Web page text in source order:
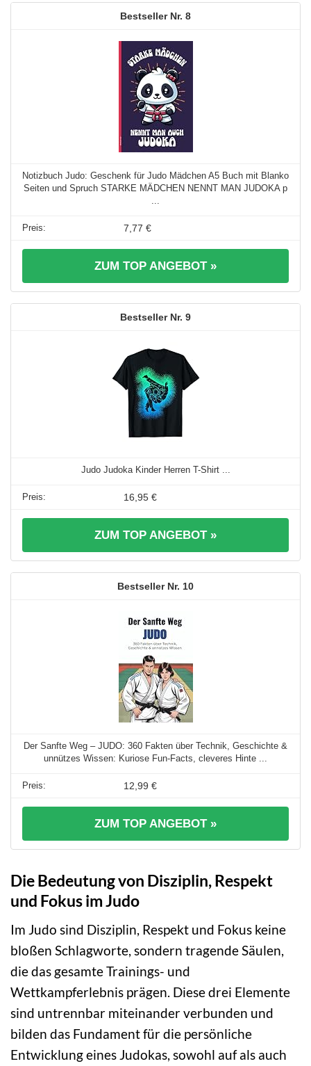
8
Notizbuch Judo: Geschenk für Judo Mädchen A5 Buch mit Blanko
Seiten und Spruch STARKE MÄDCHEN NENNT MAN JUDOKA p
...
7,77 €
ZUM TOP ANGEBOT »
9
Judo Judoka Kinder Herren T-Shirt ...
16,95 €
ZUM TOP ANGEBOT »
10
Der Sanfte Weg – JUDO: 360 Fakten über Technik, Geschichte &
unnützes Wissen: Kuriose Fun-Facts, cleveres Hinte ...
12,99 €
ZUM TOP ANGEBOT »
Die Bedeutung von Disziplin, Respekt
und Fokus im Judo
Im Judo sind Disziplin, Respekt und Fokus keine
bloßen Schlagworte, sondern tragende Säulen,
die das gesamte Trainings- und
Wettkampferlebnis prägen. Diese drei Elemente
sind untrennbar miteinander verbunden und
bilden das Fundament für die persönliche
Entwicklung eines Judokas, sowohl auf als auch